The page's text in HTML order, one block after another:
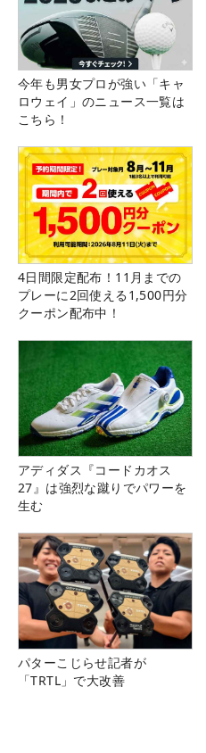
今年も男女プロが強い「キャ
ロウェイ」のニュース一覧は
こちら！
4日間限定配布！11月までの
プレーに2回使える1,500円分
クーポン配布中！
アディダス『コードカオス
27』は強烈な蹴りでパワーを
生む
パターこじらせ記者が
「TRTL」で大改善